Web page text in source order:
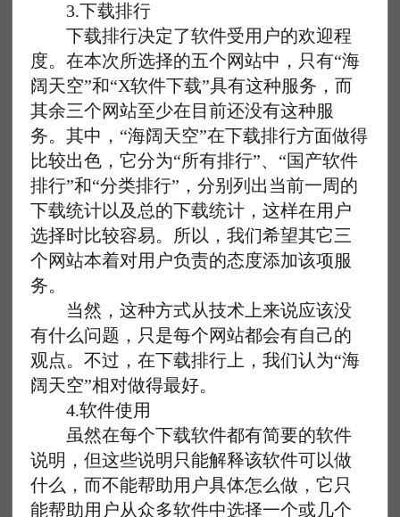
3.下载排行
下载排行决定了软件受用户的欢迎程
度。在本次所选择的五个网站中，只有“海
阔天空”和“X软件下载”具有这种服务，而
其余三个网站至少在目前还没有这种服
务。其中，“海阔天空”在下载排行方面做得
比较出色，它分为“所有排行”、“国产软件
排行”和“分类排行”，分别列出当前一周的
下载统计以及总的下载统计，这样在用户
选择时比较容易。所以，我们希望其它三
个网站本着对用户负责的态度添加该项服
务。
当然，这种方式从技术上来说应该没
有什么问题，只是每个网站都会有自己的
观点。不过，在下载排行上，我们认为“海
阔天空”相对做得最好。
4.软件使用
虽然在每个下载软件都有简要的软件
说明，但这些说明只能解释该软件可以做
什么，而不能帮助用户具体怎么做，它只
能帮助用户从众多软件中选择一个或几个